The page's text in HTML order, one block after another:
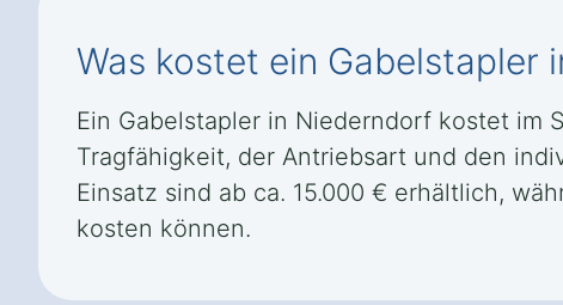
Was kostet ein Gabelstapler
Ein Gabelstapler in Niederndorf kostet im
Tragfähigkeit, der Antriebsart und den
Einsatz sind ab ca. 15.000 € erhältlich,
kosten können.